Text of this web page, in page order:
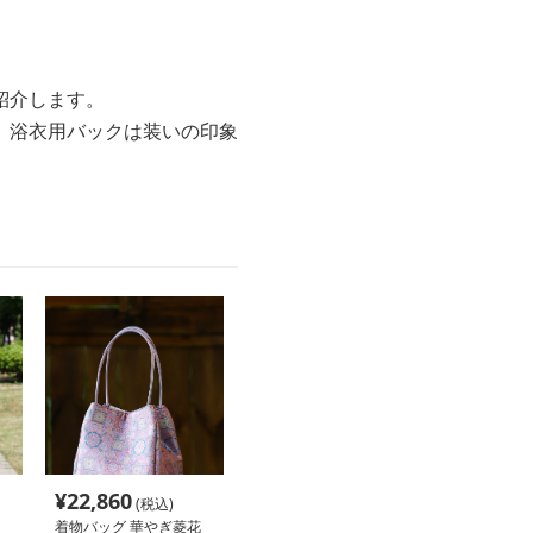
します。
衣用バックは装いの印象
¥22,860(税込)
着物バッグ 華やぎ菱花